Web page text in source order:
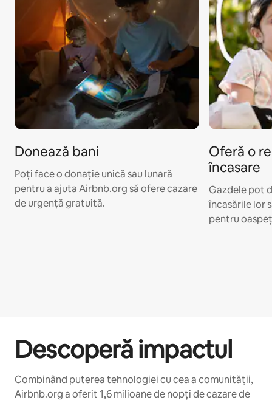
Donează bani
Poți face o donație unică sau lunară
pentru a ajuta Airbnb.org să ofere cazare
de urgență gratuită.
Oferă o
încasare
Gazdele pot
încasările lor
pentru
Descoperă impactul
Combinând puterea tehnologiei cu cea a comunității,
Airbnb.org a oferit 1,6 milioane de nopți de cazare de